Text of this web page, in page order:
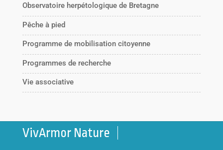
Observatoire herpétologique de Bretagne
Pêche à pied
Programme de mobilisation citoyenne
Programmes de recherche
Vie associative
VivArmor Nature